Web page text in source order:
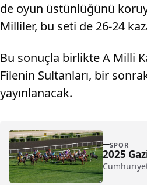
de oyun üstünlüğünü
Milliler, bu seti de 26-24
Bu sonuçla birlikte A Milli
Filenin Sultanları, bir
yayınlanacak.
SPOR
2025